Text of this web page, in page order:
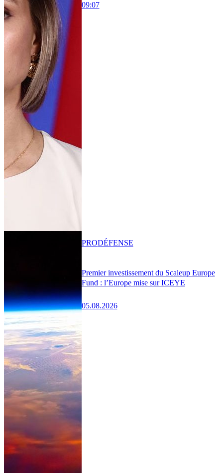
09:07
Premier investissement du Scaleup Europe
Fund : l’Europe mise sur ICEYE
05.08.2026
PRODÉFENSE